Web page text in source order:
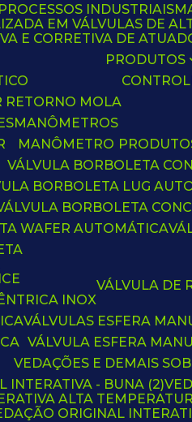
INDUSTRIAIS
EM VÁLVULAS DE
E CORRETIVA DE
PRODUTOS
RETORNO MOLA
MANÔMETROS
MANÔMETRO
VÁLVULA BORBOLETA
BORBOLETA LUG
VÁLVULA BORBOLETA
WAFER AUTOMÁTICA
INOX
VÁLVULA DE
VÁLVULAS ESFERA
VÁLVULA ESFERA
VEDAÇÕES E DEMAIS
INTERATIVA - BUNA (2)
ALTA
ORIGINAL